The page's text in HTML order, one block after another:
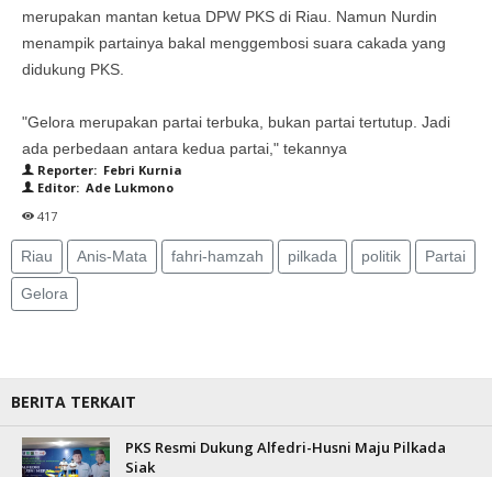
merupakan mantan ketua DPW PKS di Riau. Namun Nurdin
menampik partainya bakal menggembosi suara cakada yang
didukung PKS.
"Gelora merupakan partai terbuka, bukan partai tertutup. Jadi
ada perbedaan antara kedua partai," tekannya
Reporter: Febri Kurnia
Editor: Ade Lukmono
417
Riau Anis-Mata fahri-hamzah pilkada politik Partai
Gelora
BERITA TERKAIT
PKS Resmi Dukung Alfedri-Husni Maju Pilkada
Siak